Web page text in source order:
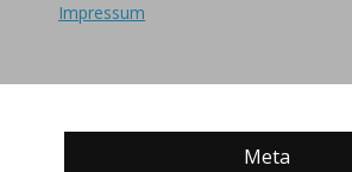
Impressum
Meta